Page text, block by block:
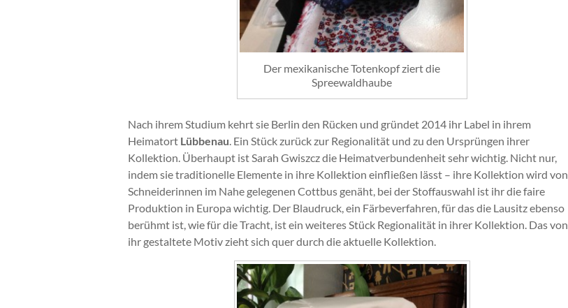
Der mexikanische Totenkopf ziert die
Spreewaldhaube
Nach ihrem Studium kehrt sie Berlin den Rücken und gründet 2014 ihr Label in ihrem
Heimatort Lübbenau . Ein Stück zurück zur Regionalität und zu den Ursprüngen ihrer
Kollektion. Überhaupt ist Sarah Gwiszcz die Heimatverbundenheit sehr wichtig. Nicht nur,
indem sie traditionelle Elemente in ihre Kollektion einfließen lässt – ihre Kollektion wird von
Schneiderinnen im Nahe gelegenen Cottbus genäht, bei der Stoffauswahl ist ihr die faire
Produktion in Europa wichtig. Der Blaudruck, ein Färbeverfahren, für das die Lausitz ebenso
berühmt ist, wie für die Tracht, ist ein weiteres Stück Regionalität in ihrer Kollektion. Das von
ihr gestaltete Motiv zieht sich quer durch die aktuelle Kollektion.